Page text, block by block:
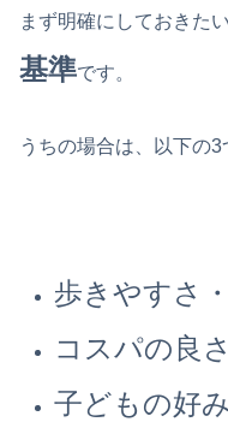
まず明確にしておきた
基準です。
うちの場合は、以下の3
歩きやすさ
コスパの良さ
子どもの好み